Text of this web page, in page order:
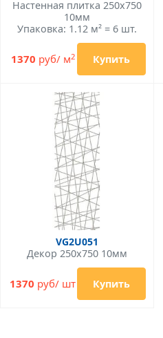
Настенная плитка 250x750
10мм
Упаковка: 1.12 м² = 6 шт.
1370 руб/ м2 Купить
VG2U051
Декор 250x750 10мм
1370 руб/ шт Купить